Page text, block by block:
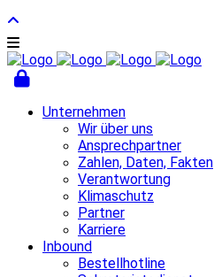
Unternehmen
Wir über uns
Ansprechpartner
Zahlen, Daten, Fakten
Verantwortung
Klimaschutz
Partner
Karriere
Inbound
Bestellhotline